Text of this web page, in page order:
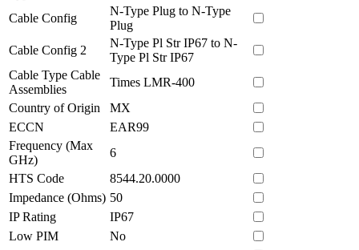
Cable Config
N-Type Plug to N-Type
Plug
Cable Config 2
N-Type Pl Str IP67 to N-
Type Pl Str IP67
Cable Type Cable
Assemblies
Times LMR-400
Country of Origin
MX
ECCN
EAR99
Frequency (Max
GHz)
6
HTS Code
8544.20.0000
Impedance (Ohms) 50
IP Rating
IP67
Low PIM
No